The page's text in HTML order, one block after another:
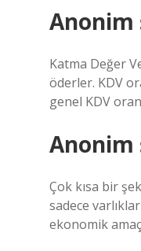
Anonim
Katma Değer
öderler. KDV
genel KDV
Anonim
Çok kısa bir
sadece
ekonomik